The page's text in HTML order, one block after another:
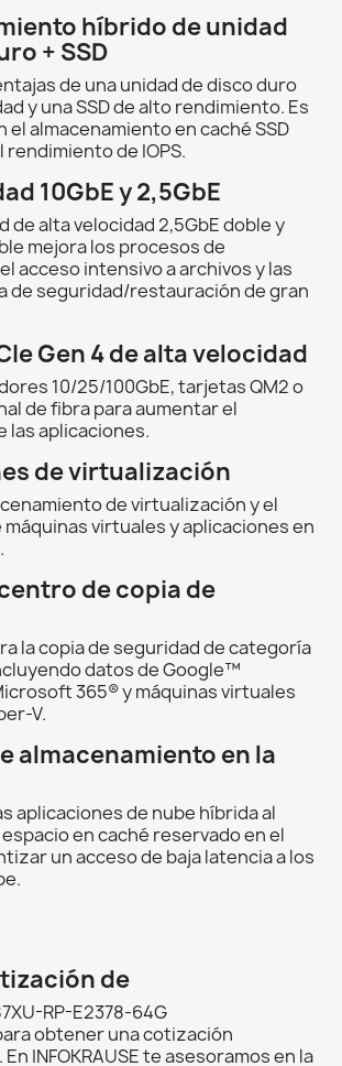
híbrido de unidad
+ SSD
de una unidad de disco duro
y una SSD de alto rendimiento. Es
el almacenamiento en caché SSD
rendimiento de IOPS.
10GbE y 2,5GbE
de alta velocidad 2,5GbE doble y
mejora los procesos de
acceso intensivo a archivos y las
de seguridad/restauración de gran
Gen 4 de alta velocidad
10/25/100GbE, tarjetas QM2 o
de fibra para aumentar el
las aplicaciones.
de virtualización
de virtualización y el
virtuales y aplicaciones en
de copia de
la copia de seguridad de categoría
datos de Google™
365® y máquinas virtuales
V.
almacenamiento en la
aplicaciones de nube híbrida al
en caché reservado en el
un acceso de baja latencia a los
de
RP-E2378-64G
obtener una cotización
INFOKRAUSE te asesoramos en la